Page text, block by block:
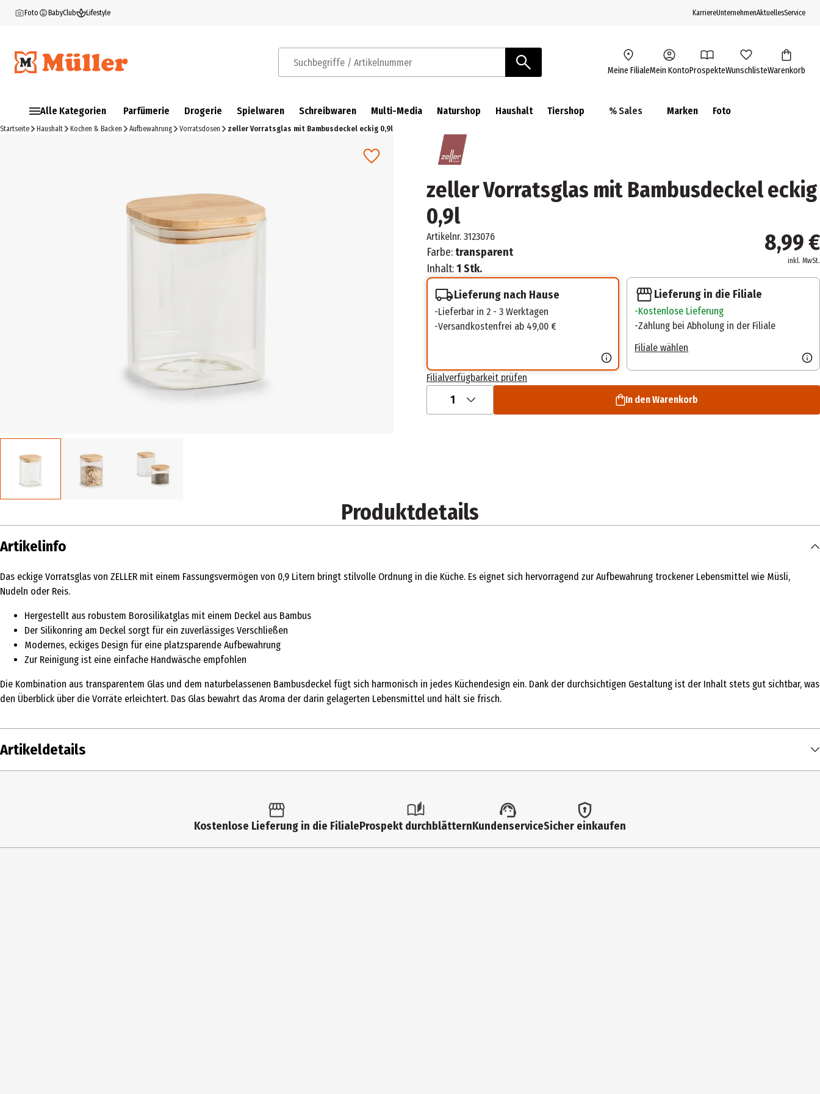
Foto BabyClub Lifestyle KarriereUnternehmenAktuellesService
Suchbegriffe / Artikelnummer Meine FilialeMein KontoProspekteWunschlisteWarenkorb
Alle Kategorien Parfümerie Drogerie Spielwaren Schreibwaren Multi-Media Naturshop Haushalt Tiershop % Sales Marken Foto
Startseite Haushalt Kochen & Backen Aufbewahrung Vorratsdosen zeller Vorratsglas mit Bambusdeckel eckig 0,9l
zeller Vorratsglas mit Bambusdeckel eckig
0,9l
Artikelnr. 3123076
Farbe: transparent
Inhalt:1 Stk.
8,99 €
inkl. MwSt.
Lieferung nach Hause
Lieferbar in 2 - 3 Werktagen
Versandkostenfrei ab 49,00 €
Lieferung in die Filiale
Kostenlose Lieferung
Zahlung bei Abholung in der Filiale
Filiale wählen
Filialverfügbarkeit prüfen
1 In den Warenkorb
Produktdetails
Artikelinfo
Das eckige Vorratsglas von ZELLER mit einem Fassungsvermögen von 0,9 Litern bringt stilvolle Ordnung in die Küche. Es eignet sich hervorragend zur Aufbewahrung trockener Lebensmittel wie Müsli,
Nudeln oder Reis.
Hergestellt aus robustem Borosilikatglas mit einem Deckel aus Bambus
Der Silikonring am Deckel sorgt für ein zuverlässiges Verschließen
Modernes, eckiges Design für eine platzsparende Aufbewahrung
Zur Reinigung ist eine einfache Handwäsche empfohlen
Die Kombination aus transparentem Glas und dem naturbelassenen Bambusdeckel fügt sich harmonisch in jedes Küchendesign ein. Dank der durchsichtigen Gestaltung ist der Inhalt stets gut sichtbar, was
den Überblick über die Vorräte erleichtert. Das Glas bewahrt das Aroma der darin gelagerten Lebensmittel und hält sie frisch.
Artikeldetails
Kostenlose Lieferung in die FilialeProspekt durchblätternKundenserviceSicher einkaufen